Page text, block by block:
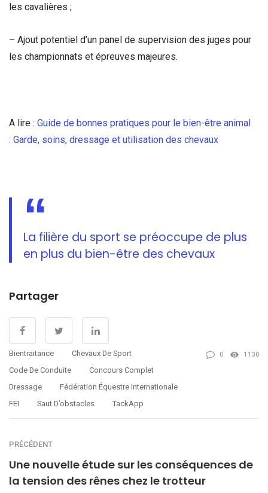
les cavalières ;
– Ajout potentiel d’un panel de supervision des juges pour
les championnats et épreuves majeures.
A lire : Guide de bonnes pratiques pour le bien-être animal
: Garde, soins, dressage et utilisation des chevaux
La filière du sport se préoccupe de plus
en plus du bien-être des chevaux
Partager
Bientraitance
Chevaux De Sport
Code De Conduite
Concours Complet
Dressage
Fédération Équestre Internationale
FEI
Saut D’obstacles TackApp
0 1130
PRÉCÉDENT
Une nouvelle étude sur les conséquences de
la tension des rênes chez le trotteur